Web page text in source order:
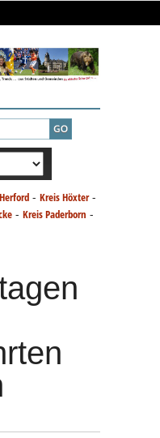
- Kreis Höxter-
- Kreis Paderborn -